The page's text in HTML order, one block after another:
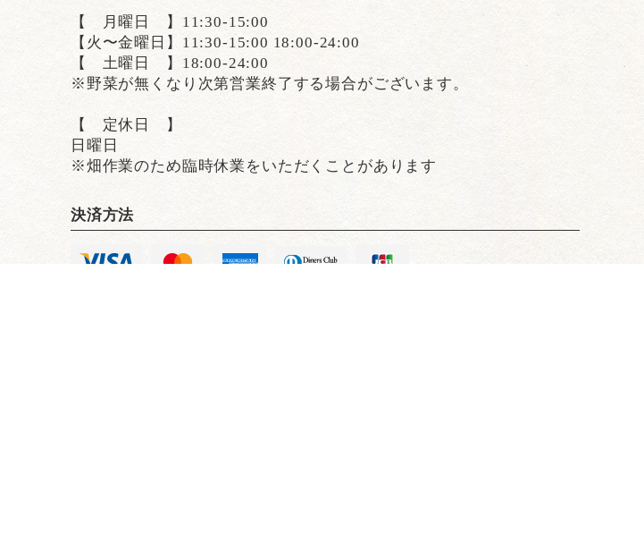
【 月曜日 】11:30-15:00
【火〜金曜日】11:30-15:00 18:00-24:00
【 土曜日 】18:00-24:00
※野菜が無くなり次第営業終了する場合がございます。
【 定休日 】
日曜日
※畑作業のため臨時休業をいただくことがあります
決済方法